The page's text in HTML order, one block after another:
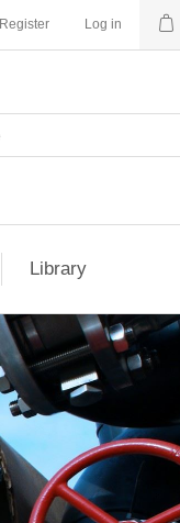
Register Log in
Library